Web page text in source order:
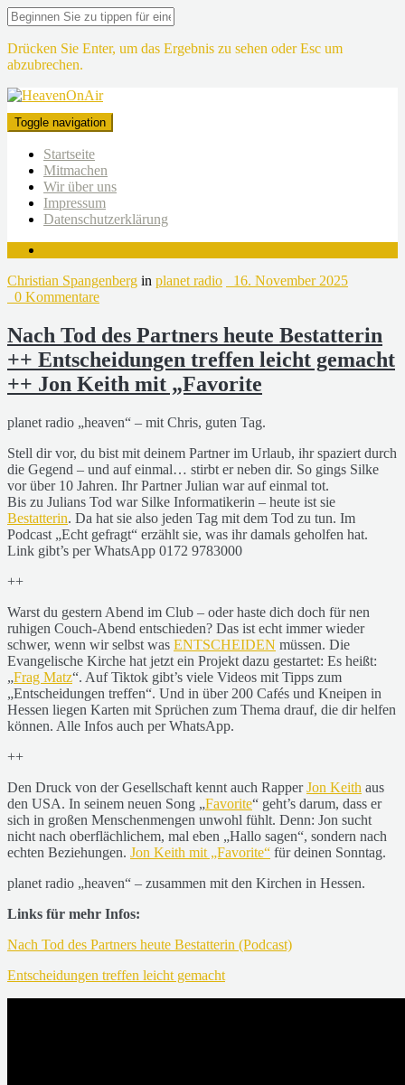
Drücken Sie Enter, um das Ergebnis zu sehen oder Esc um
abzubrechen.
Toggle navigation
Startseite
Mitmachen
Wir über uns
Impressum
Datenschutzerklärung
Christian Spangenberg in planet radio
16. November 2025
0 Kommentare
Nach Tod des Partners heute Bestatterin
++ Entscheidungen treffen leicht gemacht
++ Jon Keith mit „Favorite
planet radio „heaven“ – mit Chris, guten Tag.
Stell dir vor, du bist mit deinem Partner im Urlaub, ihr spaziert durch
die Gegend – und auf einmal… stirbt er neben dir. So gings Silke
vor über 10 Jahren. Ihr Partner Julian war auf einmal tot.
Bis zu Julians Tod war Silke Informatikerin – heute ist sie
Bestatterin. Da hat sie also jeden Tag mit dem Tod zu tun. Im
Podcast „Echt gefragt“ erzählt sie, was ihr damals geholfen hat.
Link gibt’s per WhatsApp 0172 9783000
++
Warst du gestern Abend im Club – oder haste dich doch für nen
ruhigen Couch-Abend entschieden? Das ist echt immer wieder
schwer, wenn wir selbst was ENTSCHEIDEN müssen. Die
Evangelische Kirche hat jetzt ein Projekt dazu gestartet: Es heißt:
„Frag Matz“. Auf Tiktok gibt’s viele Videos mit Tipps zum
„Entscheidungen treffen“. Und in über 200 Cafés und Kneipen in
Hessen liegen Karten mit Sprüchen zum Thema drauf, die dir helfen
können. Alle Infos auch per WhatsApp.
++
Den Druck von der Gesellschaft kennt auch RapperJon Keith aus
den USA. In seinem neuen Song „Favorite“ geht’s darum, dass er
sich in großen Menschenmengen unwohl fühlt. Denn: Jon sucht
nicht nach oberflächlichem, mal eben „Hallo sagen“, sondern nach
echten Beziehungen. Jon Keith mit „Favorite“ für deinen Sonntag.
planet radio „heaven“ – zusammen mit den Kirchen in Hessen.
Links für mehr Infos:
Nach Tod des Partners heute Bestatterin (Podcast)
Entscheidungen treffen leicht gemacht